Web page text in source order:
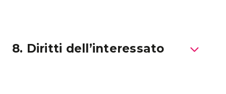
8. Diritti dell’interessato